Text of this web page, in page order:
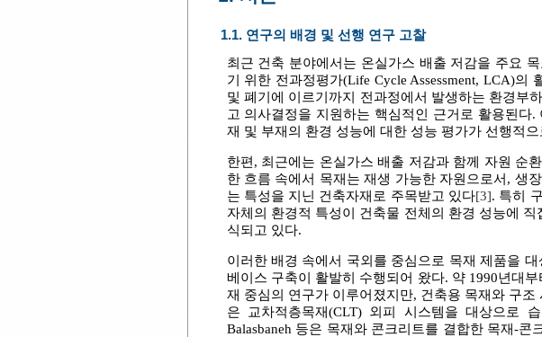
1.1. 연구의 배경 및 선행 연구 고찰
최근 건축 분야에서는 온실가스 배출 저감을 주요
기 위한 전과정평가(Life Cycle Assessment, LCA)
및 폐기에 이르기까지 전과정에서 발생하는 환경부
고 의사결정을 지원하는 핵심적인 근거로 활용된
재 및 부재의 환경 성능에 대한 성능 평가가 선행적
한편, 최근에는 온실가스 배출 저감과 함께 자원 순
한 흐름 속에서 목재는 재생 가능한 자원으로서, 생
는 특성을 지닌 건축자재로 주목받고 있다[3]. 특히
자체의 환경적 특성이 건축물 전체의 환경 성능에
식되고 있다.
이러한 배경 속에서 국외를 중심으로 목재 제품을
베이스 구축이 활발히 수행되어 왔다. 약 1990년대
재 중심의 연구가 이루어졌지만, 건축용 목재와 구
은 교차적층목재(CLT) 외피 시스템을 대상으로
Balasbaneh 등은 목재와 콘크리트를 결합한 목재-콘